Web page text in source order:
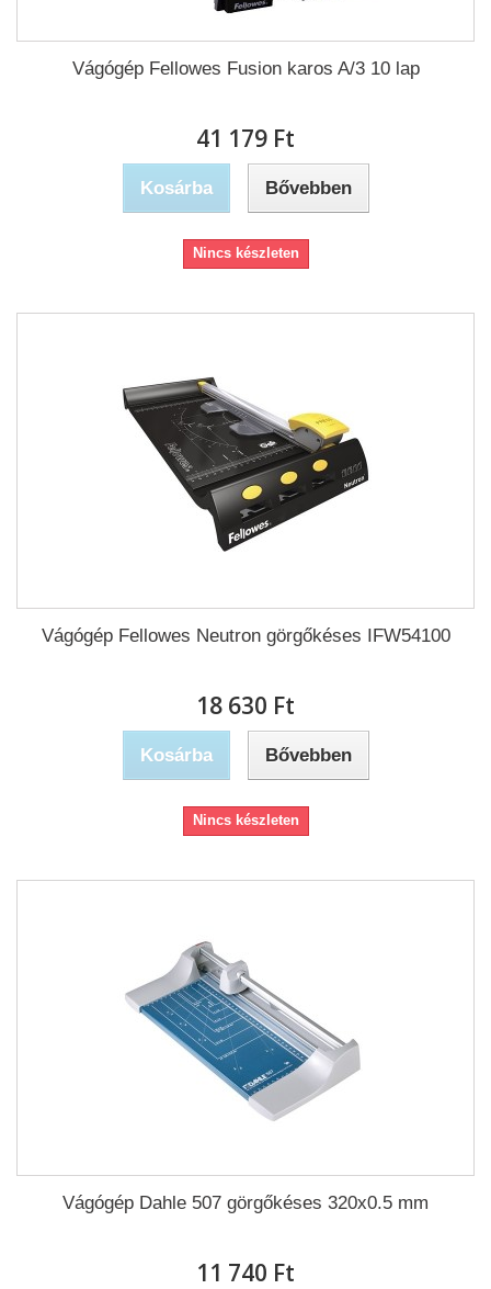
Vágógép Fellowes Fusion karos A/3 10 lap
41 179 Ft‎
Kosárba Bővebben
Nincs készleten
Vágógép Fellowes Neutron görgőkéses IFW54100
18 630 Ft‎
Kosárba Bővebben
Nincs készleten
Vágógép Dahle 507 görgőkéses 320x0.5 mm
11 740 Ft‎